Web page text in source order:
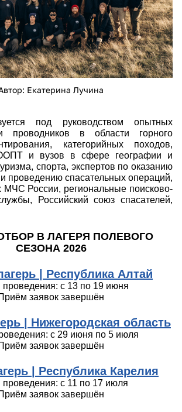
Екатерина Лучина
под руководством опытных
проводников в области горного
категорийных походов,
и вузов в сфере географии и
спорта, экспертов по оказанию
проведению спасательных операций,
МЧС России, региональные поисково-
Российский союз спасателей,
В ЛАГЕРЯ ПОЛЕВОГО
СЕЗОНА 2026
| Республика Алтай
проведения: с 13 по 19 июня
заявок завершён
| Нижегородская область
с 29 июня по 5 июля
заявок завершён
| Республика Карелия
проведения: с 11 по 17 июля
заявок завершён